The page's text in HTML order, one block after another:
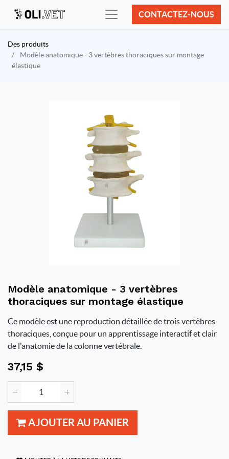
CONTACTEZ-NOUS
Des produits
Modèle anatomique - 3 vertèbres thoraciques sur montage
élastique
Modèle anatomique - 3 vertèbres
thoraciques sur montage élastique
Ce modèle est une reproduction détaillée de trois vertèbres
thoraciques, conçue pour un apprentissage interactif et clair
de l'anatomie de la colonne vertébrale.
37,15 $
AJOUTER AU PANIER